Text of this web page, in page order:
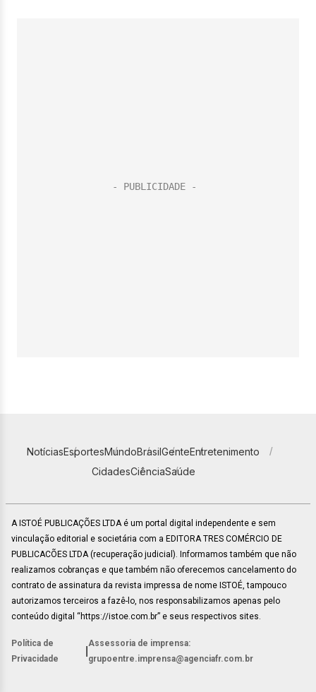
NotíciasEsportesMundoBrasilGenteEntretenimento
CidadesCiênciaSaúde
A ISTOÉ PUBLICAÇÕES LTDA é um portal digital independente e sem
vinculação editorial e societária com a EDITORA TRES COMÉRCIO DE
PUBLICACÕES LTDA (recuperação judicial). Informamos também que não
realizamos cobranças e que também não oferecemos cancelamento do
contrato de assinatura da revista impressa de nome ISTOÉ, tampouco
autorizamos terceiros a fazê-lo, nos responsabilizamos apenas pelo
conteúdo digital “https://istoe.com.br” e seus respectivos sites.
Política de
Privacidade
Assessoria de imprensa:
grupoentre.imprensa@agenciafr.com.br